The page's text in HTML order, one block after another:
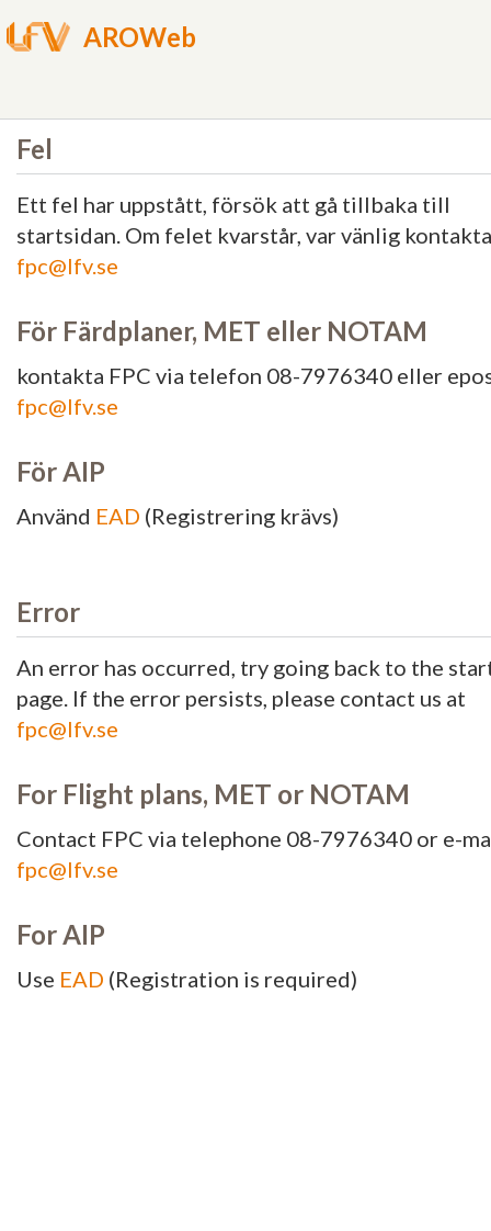
AROWeb
Fel
Ett fel har uppstått, försök att gå tillbaka till
startsidan. Om felet kvarstår, var vänlig kontakta
fpc@lfv.se
För Färdplaner, MET eller NOTAM
kontakta FPC via telefon 08-7976340 eller
fpc@lfv.se
För AIP
Använd EAD (Registrering krävs)
Error
An error has occurred, try going back to the
page. If the error persists, please contact us at
fpc@lfv.se
For Flight plans, MET or NOTAM
Contact FPC via telephone 08-7976340 or e-
fpc@lfv.se
For AIP
Use EAD (Registration is required)